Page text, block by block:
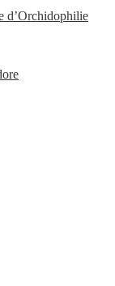
d’Orchidophilie